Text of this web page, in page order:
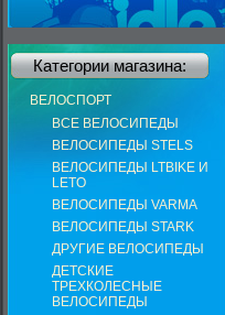
Категории магазина:
ВЕЛОСПОРТ
ВСЕ ВЕЛОСИПЕДЫ
ВЕЛОСИПЕДЫ STELS
ВЕЛОСИПЕДЫ LTBIKE И
LETO
ВЕЛОСИПЕДЫ VARMA
ВЕЛОСИПЕДЫ STARK
ДРУГИЕ ВЕЛОСИПЕДЫ
ДЕТСКИЕ
ТРЕХКОЛЕСНЫЕ
ВЕЛОСИПЕДЫ